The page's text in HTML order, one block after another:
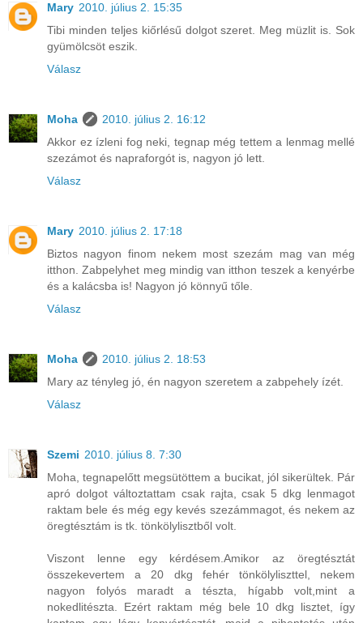
Mary 2010. július 2. 15:35
Tibi minden teljes kiőrlésű dolgot szeret. Meg müzlit is. Sok
gyümölcsöt eszik.
Válasz
Moha
2010. július 2. 16:12
Akkor ez ízleni fog neki, tegnap még tettem a lenmag mellé
szezámot és napraforgót is, nagyon jó lett.
Válasz
Mary 2010. július 2. 17:18
Biztos nagyon finom nekem most szezám mag van még
itthon. Zabpelyhet meg mindig van itthon teszek a kenyérbe
és a kalácsba is! Nagyon jó könnyű tőle.
Válasz
Moha
2010. július 2. 18:53
Mary az tényleg jó, én nagyon szeretem a zabpehely ízét.
Válasz
Szemi 2010. július 8. 7:30
Moha, tegnapelőtt megsütöttem a bucikat, jól sikerültek. Pár
apró dolgot változtattam csak rajta, csak 5 dkg lenmagot
raktam bele és még egy kevés szezámmagot, és nekem az
öregtésztám is tk. tönkölylisztből volt.
Viszont lenne egy kérdésem.Amikor az öregtésztát
összekevertem a 20 dkg fehér tönkölyliszttel, nekem
nagyon folyós maradt a tészta, hígabb volt,mint a
nokedlitészta. Ezért raktam még bele 10 dkg lisztet, így